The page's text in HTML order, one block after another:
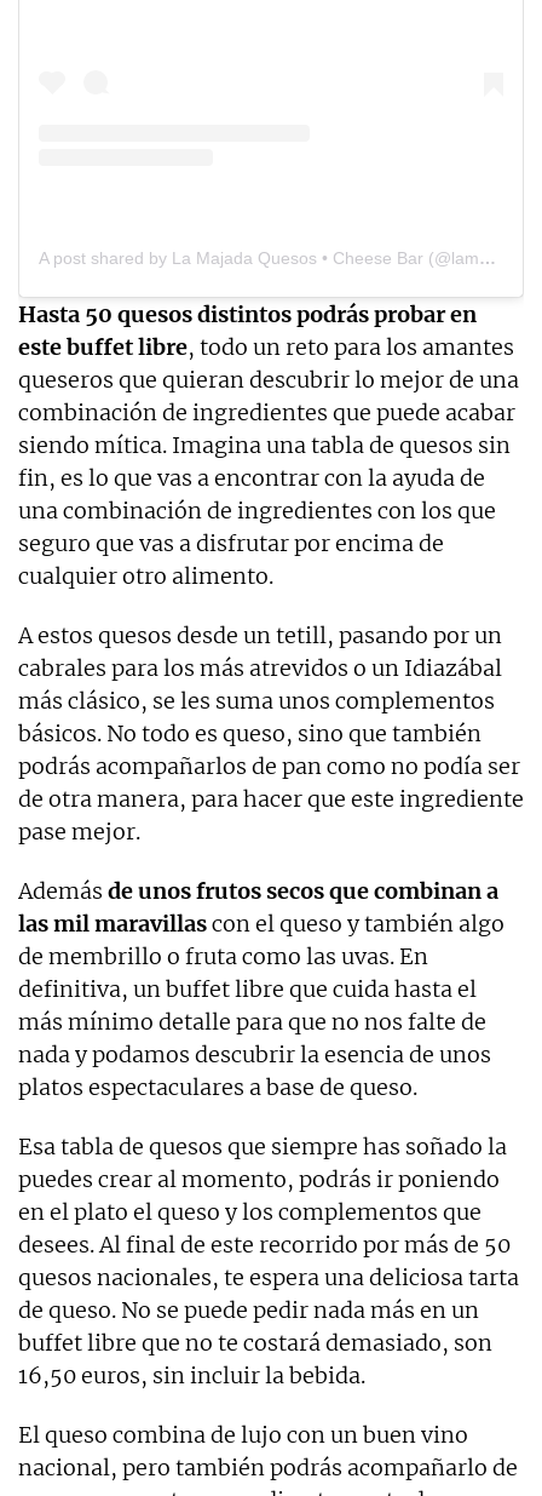
A post shared by La Majada Quesos • Cheese Bar (@lamajadaquesos)
Hasta 50 quesos distintos podrás probar en
este buffet libre, todo un reto para los amantes
queseros que quieran descubrir lo mejor de una
combinación de ingredientes que puede acabar
siendo mítica. Imagina una tabla de quesos sin
fin, es lo que vas a encontrar con la ayuda de
una combinación de ingredientes con los que
seguro que vas a disfrutar por encima de
cualquier otro alimento.
A estos quesos desde un tetill, pasando por un
cabrales para los más atrevidos o un Idiazábal
más clásico, se les suma unos complementos
básicos. No todo es queso, sino que también
podrás acompañarlos de pan como no podía ser
de otra manera, para hacer que este ingrediente
pase mejor.
Además de unos frutos secos que combinan a
las mil maravillascon el queso y también algo
de membrillo o fruta como las uvas. En
definitiva, un buffet libre que cuida hasta el
más mínimo detalle para que no nos falte de
nada y podamos descubrir la esencia de unos
platos espectaculares a base de queso.
Esa tabla de quesos que siempre has soñado la
puedes crear al momento, podrás ir poniendo
en el plato el queso y los complementos que
desees. Al final de este recorrido por más de 50
quesos nacionales, te espera una deliciosa tarta
de queso. No se puede pedir nada más en un
buffet libre que no te costará demasiado, son
16,50 euros, sin incluir la bebida.
El queso combina de lujo con un buen vino
nacional, pero también podrás acompañarlo de